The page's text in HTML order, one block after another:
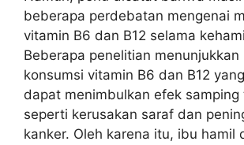
beberapa perdebatan mengenai
vitamin B6 dan B12 selama
Beberapa penelitian menunjukkan
konsumsi vitamin B6 dan B12
dapat menimbulkan efek
seperti kerusakan saraf dan
kanker. Oleh karena itu, ibu hamil